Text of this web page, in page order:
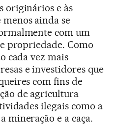
originários e às
ainda se
com um
propriedade. Como
cada vez mais
e investidores que
com fins de
de agricultura
ilegais como a
mineração e a caça.